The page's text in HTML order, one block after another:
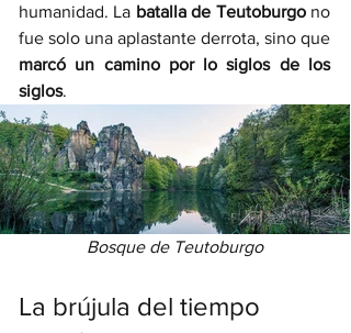
humanidad. La batalla de Teutoburgo no
marcó un camino por lo siglos de los
siglos.
Bosque de Teutoburgo
La brújula del tiempo